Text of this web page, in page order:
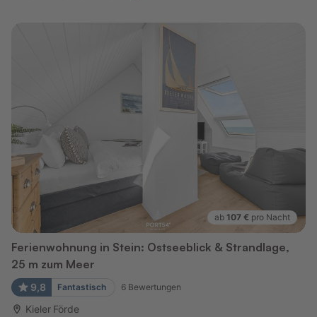
ab 107 € pro Nacht
Ferienwohnung in Stein: Ostseeblick & Strandlage,
25 m zum Meer
9,8 Fantastisch 6 Bewertungen
Kieler Förde